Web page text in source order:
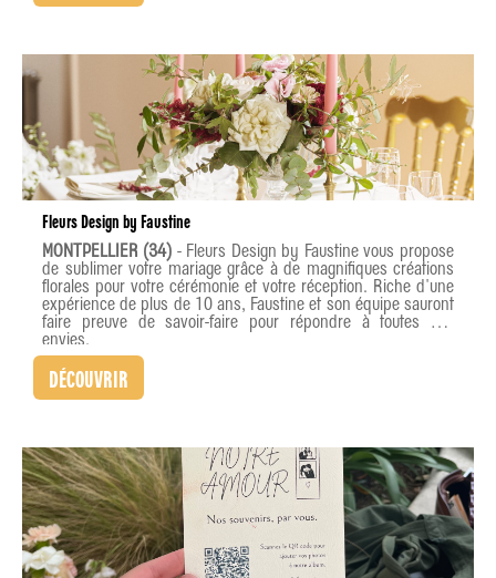
Fleurs Design by Faustine
MONTPELLIER (34) - Fleurs Design by Faustine vous propose
de sublimer votre mariage grâce à de magnifiques créations
florales pour votre cérémonie et votre réception. Riche d'une
expérience de plus de 10 ans, Faustine et son équipe sauront
faire preuve de savoir-faire pour répondre à toutes vos
envies.
DÉCOUVRIR